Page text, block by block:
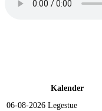
Kalender
06-08-2026 Legestue